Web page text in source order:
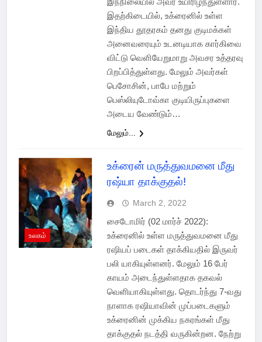
இதற்கிடையில், உக்ரைனில் உள்ள
இந்திய தூதரகம் தனது குடிமக்கள்
அனைவரையும் உடனடியாக கார்கிவை
விட்டு வெளியேறுமாறு அவசர உத்தரவு
பிறப்பித்துள்ளது. மேலும் அவர்கள்
பெசோசின், பாபே மற்றும்
பெஸ்லியுடோவ்கா குடியிருப்புகளை
அடைய வேண்டும்…
மேலும்...
உலகம்
உக்ரைன் மருத்துவமனை மீது
ரஷ்யா தாக்குதல்!
March 2, 2022
சைடோமிர் (02 மார்ச் 2022):
உக்ரைனில் உள்ள மருத்துவமனை மீது
ரஷியப் படைகள் தாக்கியதில் இருவர்
பலி யாகியுள்ளனர். மேலும் 16 பேர்
காயம் அடைந்துள்ளதாக தகவல்
வெளியாகியுள்ளது. தொடர்ந்து 7-வது
நாளாக ரஷியாவின் முப்படைகளும்
உக்ரைனின் முக்கிய நகரங்கள் மீது
தாக்குதல் நடத்தி வருகின்றன. நேற்று